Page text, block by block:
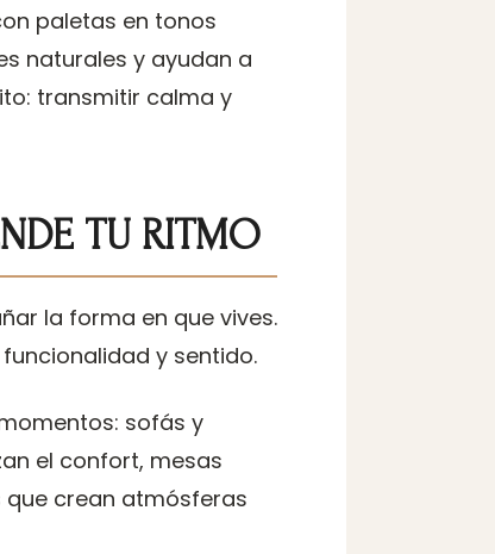
paletas en tonos
naturales y ayudan a
transmitir calma y
TU RITMO
la forma en que vives.
y sentido.
sofás y
el confort, mesas
crean atmósferas